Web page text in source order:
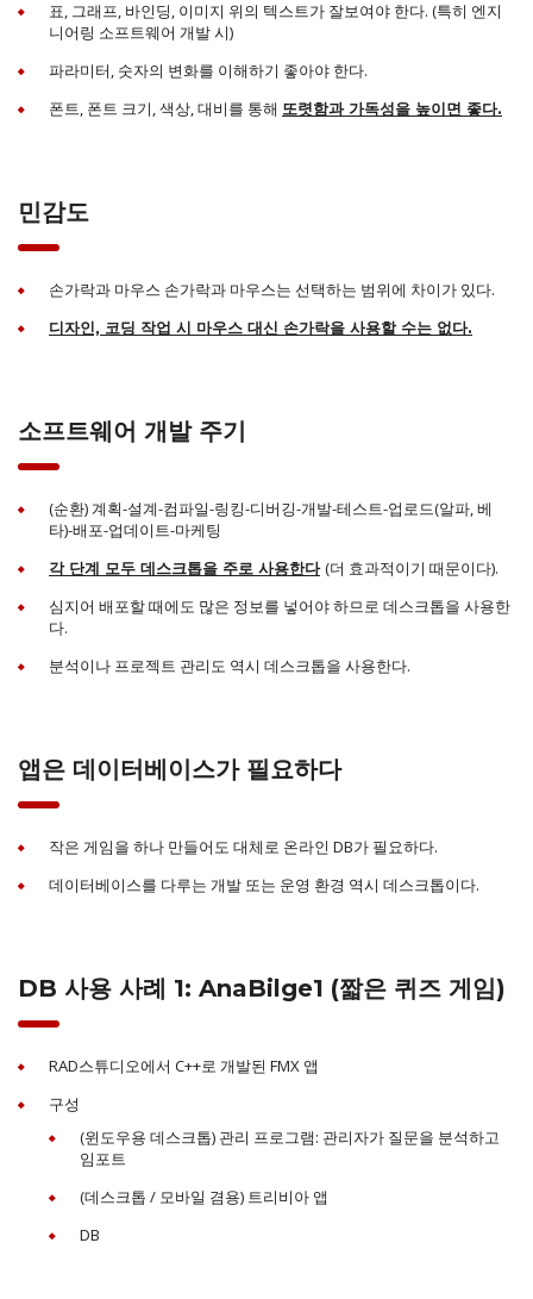
표, 그래프, 바인딩, 이미지 위의 텍스트가 잘보여야 한다. (특히 엔지
니어링 소프트웨어 개발 시)
파라미터, 숫자의 변화를 이해하기 좋아야 한다.
폰트, 폰트 크기, 색상, 대비를 통해 또렷함과 가독성을 높이면 좋다.
민감도
손가락과 마우스 손가락과 마우스는 선택하는 범위에 차이가 있다.
디자인, 코딩 작업 시 마우스 대신 손가락을 사용할 수는 없다.
소프트웨어 개발 주기
(순환) 계획-설계-컴파일-링킹-디버깅-개발-테스트-업로드(알파, 베
타)-배포-업데이트-마케팅
각 단계 모두 데스크톱을 주로 사용한다 (더 효과적이기 때문이다).
심지어 배포할 때에도 많은 정보를 넣어야 하므로 데스크톱을 사용한
다.
분석이나 프로젝트 관리도 역시 데스크톱을 사용한다.
앱은 데이터베이스가 필요하다
작은 게임을 하나 만들어도 대체로 온라인 DB가 필요하다.
데이터베이스를 다루는 개발 또는 운영 환경 역시 데스크톱이다.
DB 사용 사례 1: AnaBilge1 (짧은 퀴즈 게임)
RAD스튜디오에서 C++로 개발된 FMX 앱
구성
(윈도우용 데스크톱) 관리 프로그램: 관리자가 질문을 분석하고
임포트
(데스크톱 / 모바일 겸용) 트리비아 앱
DB